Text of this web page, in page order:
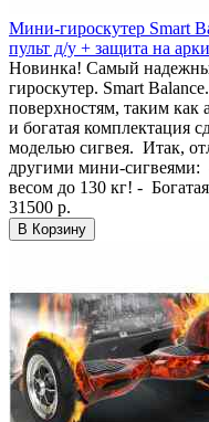
Мини-гироскутер Smart
пульт д/у + защита на арки
Новинка! Самый
гироскутер. Smart
поверхностям, таким
и богатая комплектация
моделью сигвея. Итак,
другими мини-сигвеями:
весом до 130 кг! -
31500 р.
В Корзину